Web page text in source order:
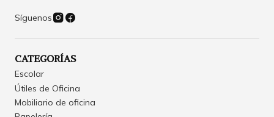
Síguenos
CATEGORÍAS
Escolar
Útiles de Oficina
Mobiliario de oficina